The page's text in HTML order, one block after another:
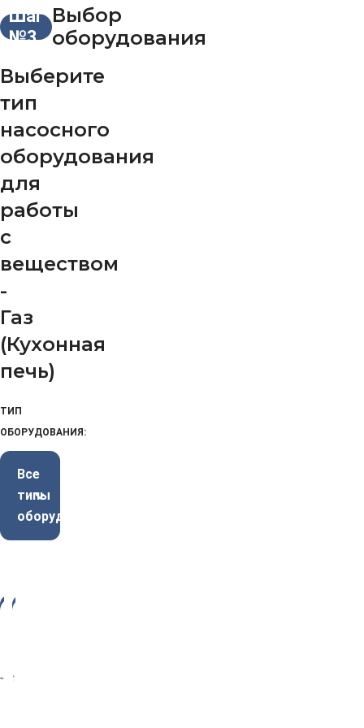
Шаг
№3
Выбор
оборудования
Выберите
тип
насосного
оборудования
для
работы
с
веществом
-
Газ
(Кухонная
печь)
ТИП
ОБОРУДОВАНИЯ:
Все
типы
оборудования
-3